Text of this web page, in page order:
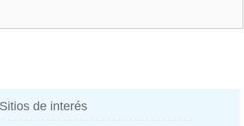
Sitios de interés